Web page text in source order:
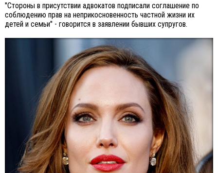
"Стороны в присутствии адвокатов подписали соглашение по
соблюдению прав на неприкосновенность частной жизни их
детей и семьи" - говорится в заявлении бывших супругов.